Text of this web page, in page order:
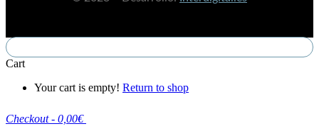
Cart
Your cart is empty! Return to shop
Checkout - 0,00€